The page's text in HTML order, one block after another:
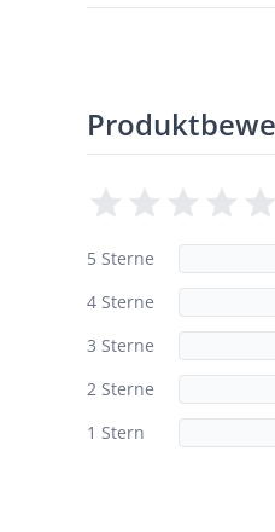
5 Sterne
4 Sterne
3 Sterne
2 Sterne
1 Stern